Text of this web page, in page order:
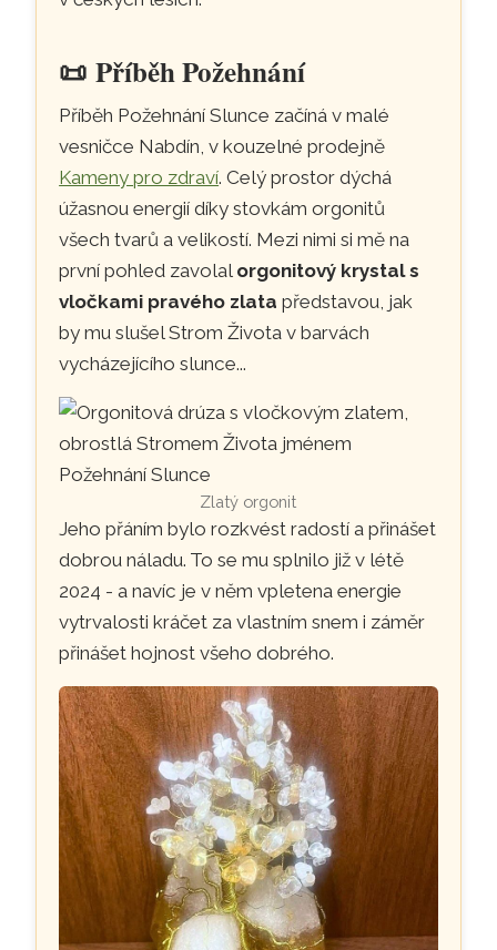
📜Příběh Požehnání
Příběh Požehnání Slunce začíná v malé
vesničce Nabdín, v kouzelné prodejně
Kameny pro zdraví. Celý prostor dýchá
úžasnou energií díky stovkám orgonitů
všech tvarů a velikostí. Mezi nimi si mě na
první pohled zavolal orgonitový krystal s
vločkami pravého zlata představou, jak
by mu slušel Strom Života v barvách
vycházejícího slunce...
Zlatý orgonit
Jeho přáním bylo rozkvést radostí a přinášet
dobrou náladu. To se mu splnilo již v létě
2024 - a navíc je v něm vpletena energie
vytrvalosti kráčet za vlastním snem i záměr
přinášet hojnost všeho dobrého.